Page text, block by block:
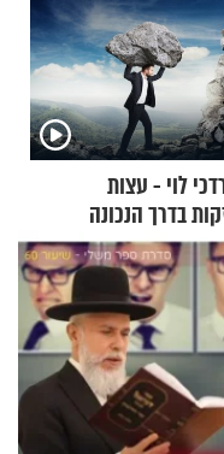
לוי - עצות
בדרך הנכונה